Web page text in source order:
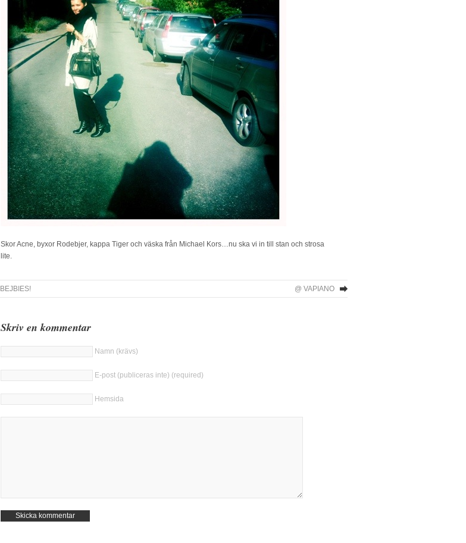
Skor Acne, byxor Rodebjer, kappa Tiger och väska från Michael Kors…nu ska vi in till stan och strosa
lite.
BEJBIES! @ VAPIANO
Skriv en kommentar
Namn (krävs)
E-post (publiceras inte) (required)
Hemsida